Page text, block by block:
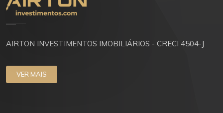
AIRTON INVESTIMENTOS IMOBILIÁRIOS - CRECI 4504-J
VER MAIS